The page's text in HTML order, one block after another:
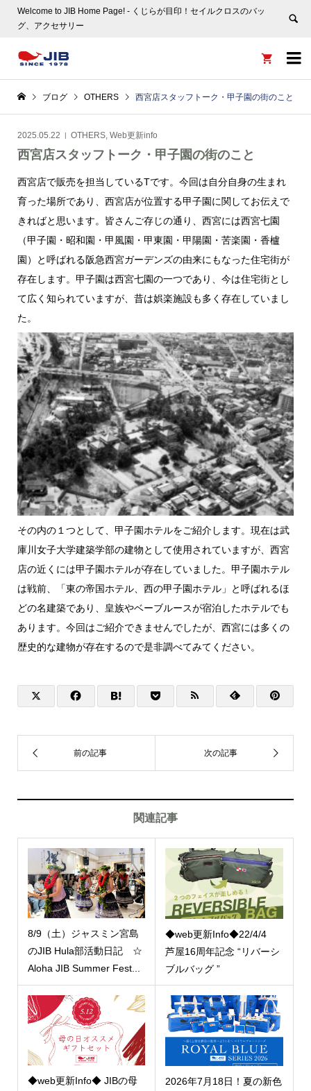
Welcome to JIB Home Page! ‐ くじらが目印！セイルクロスのバッ
グ、アクセサリー


ブログ OTHERS 西宮店スタッフトーク・甲子園の街のこと
2025.05.22 OTHERS, Web更新info
西宮店スタッフトーク・甲子園の街のこと
西宮店で販売を担当しているTです。今回は自分自身の生まれ
育った場所であり、西宮店が位置する甲子園に関してお伝えで
きればと思います。皆さんご存じの通り、西宮には西宮七園
（甲子園・昭和園・甲風園・甲東園・甲陽園・苦楽園・香櫨
園）と呼ばれる阪急西宮ガーデンズの由来にもなった住宅街が
存在します。甲子園は西宮七園の一つであり、今は住宅街とし
て広く知られていますが、昔は娯楽施設も多く存在していまし
た。
その内の１つとして、甲子園ホテルをご紹介します。現在は武
庫川女子大学建築学部の建物として使用されていますが、西宮
店の近くには甲子園ホテルが存在していました。甲子園ホテル
は戦前、「東の帝国ホテル、西の甲子園ホテル」と呼ばれるほ
どの名建築であり、皇族やベーブルースが宿泊したホテルでも
あります。今回はご紹介できませんでしたが、西宮には多くの
歴史的な建物が存在するので是非調べてみてください。
関連記事
8/9（土）ジャスミン宮島
のJIB Hula部活動日記 ☆
Aloha JIB Summer Fest...
◆web更新Info◆22/4/4
芦屋16周年記念 “リバーシ
ブルバッグ ”
◆web更新Info◆ JIBの母
2026年7月18日！夏の新色